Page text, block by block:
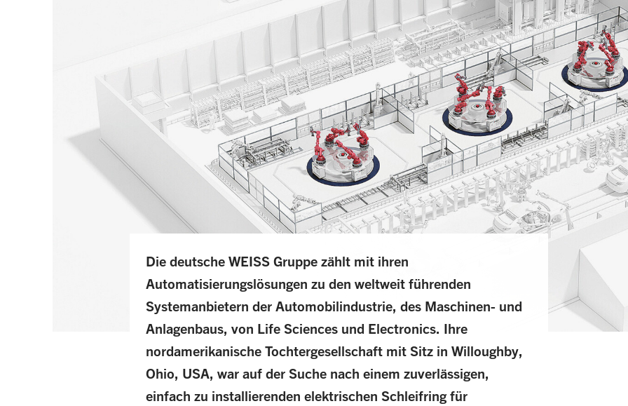
Die deutsche WEISS Gruppe zählt mit ihren
Automatisierungslösungen zu den weltweit führenden
Systemanbietern der Automobilindustrie, des Maschinen- und
Anlagenbaus, von Life Sciences und Electronics. Ihre
nordamerikanische Tochtergesellschaft mit Sitz in Willoughby,
Ohio, USA, war auf der Suche nach einem zuverlässigen,
einfach zu installierenden elektrischen Schleifring für